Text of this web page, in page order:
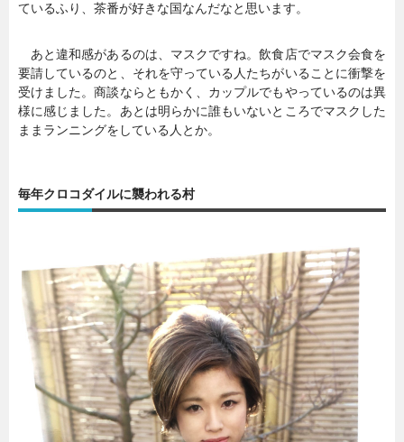
ているふり、茶番が好きな国なんだなと思います。
あと違和感があるのは、マスクですね。飲食店でマスク会食を
要請しているのと、それを守っている人たちがいることに衝撃を
受けました。商談ならともかく、カップルでもやっているのは異
様に感じました。あとは明らかに誰もいないところでマスクした
ままランニングをしている人とか。
毎年クロコダイルに襲われる村